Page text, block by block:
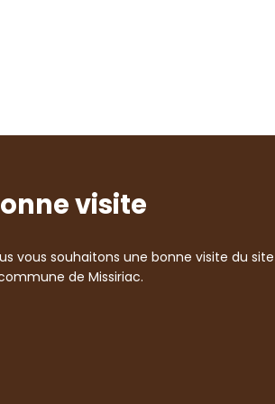
visite
vous souhaitons une bonne visite du
de Missiriac.